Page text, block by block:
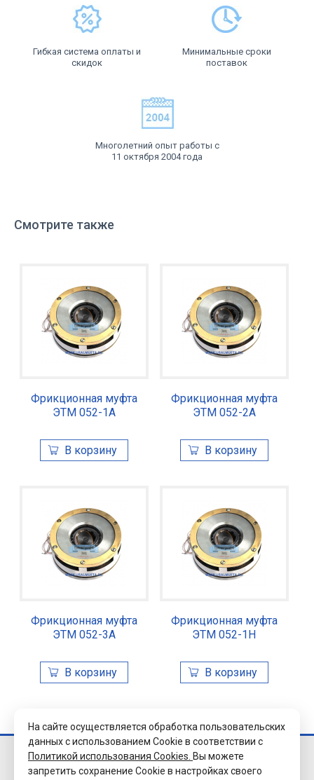
Гибкая система оплаты и
скидок
Минимальные сроки
поставок
Многолетний опыт работы с
11 октября 2004 года
Смотрите также
Фрикционная муфта
ЭТМ 052-1А
Фрикционная муфта
ЭТМ 052-2А
Фрикционная муфта
ЭТМ 052-3А
Фрикционная муфта
ЭТМ 052-1Н
© 2026 Завод
«Уралэлектромуфта»
На сайте осуществляется обработка пользовательских
данных с использованием Cookie в соответствии с
Политикой использования Cookies. Вы можете
запретить сохранение Cookie в настройках своего